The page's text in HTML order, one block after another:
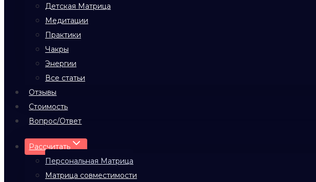
Детская Матрица
Медитации
Практики
Чакры
Энергии
Все статьи
Отзывы
Стоимость
Вопрос/Ответ
Рассчитать
Персональная Матрица
Матрица совместимости